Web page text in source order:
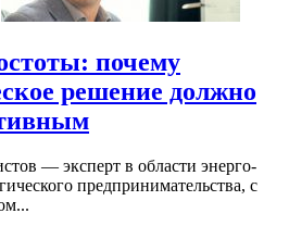
почему
решение должно
— эксперт в области энерго-
предпринимательства, с